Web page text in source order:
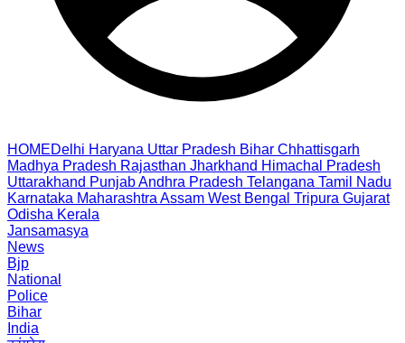
HOMEDelhi Haryana Uttar Pradesh Bihar Chhattisgarh
Madhya Pradesh Rajasthan Jharkhand Himachal Pradesh
Uttarakhand PunjabAndhra Pradesh Telangana Tamil Nadu
Karnataka Maharashtra Assam West Bengal Tripura Gujarat
Odisha Kerala
Jansamasya
News
Bjp
National
Police
Bihar
India